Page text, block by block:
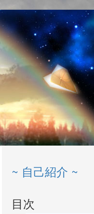
~ 自己紹介 ~
目次